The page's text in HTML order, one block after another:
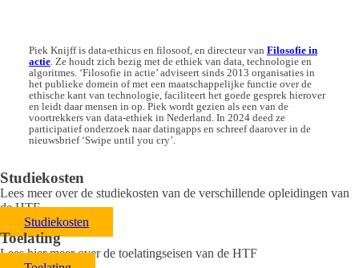
Piek Knijff is data-ethicus en filosoof, en directeur van Filosofie in
actie. Ze houdt zich bezig met de ethiek van data, technologie en
algoritmes. ‘Filosofie in actie’ adviseert sinds 2013 organisaties in
het publieke domein of met een maatschappelijke functie over de
ethische kant van technologie, faciliteert het goede gesprek hierover
en leidt daar mensen in op. Piek wordt gezien als een van de
voortrekkers van data-ethiek in Nederland. In 2024 deed ze
participatief onderzoek naar datingapps en schreef daarover in de
nieuwsbrief ‘Swipe until you cry’.
Studiekosten
Lees meer over de studiekosten van de verschillende opleidingen van
de HTF
Studiekosten
Toelating
Lees hier meer over de toelatingseisen van de HTF